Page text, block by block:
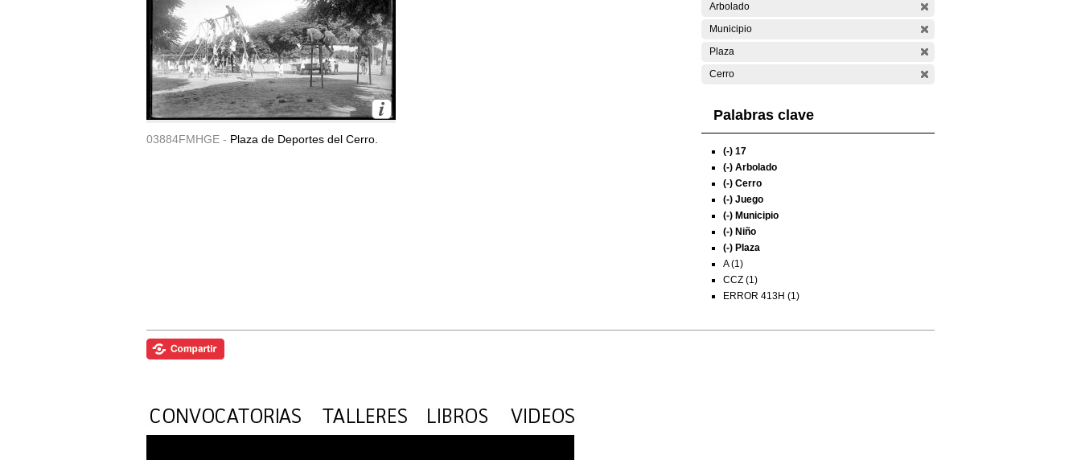
03884FMHGE - Plaza de Deportes del Cerro.
Arbolado
Municipio
Plaza
Cerro
Palabras clave
(-) 17
(-) Arbolado
(-) Cerro
(-) Juego
(-) Municipio
(-) Niño
(-) Plaza
A (1)
CCZ (1)
ERROR 413H (1)